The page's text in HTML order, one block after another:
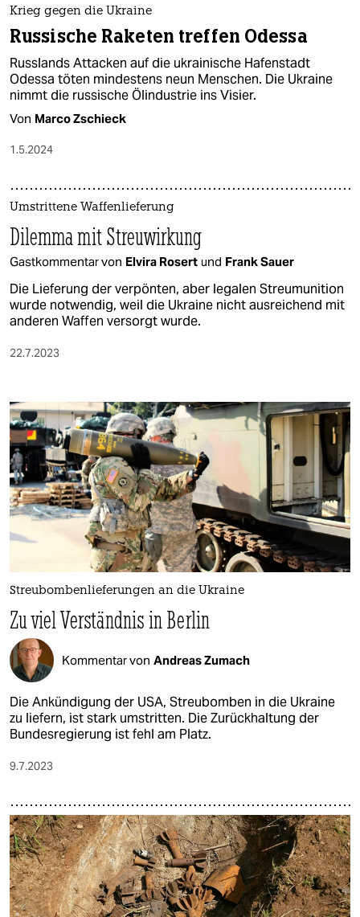
Krieg gegen die Ukraine
Russische Raketen treffen Odessa
Russlands Attacken auf die ukrainische Hafenstadt
Odessa töten mindestens neun Menschen. Die Ukraine
nimmt die russische Ölindustrie ins Visier.
Von Marco Zschieck
1.5.2024
Umstrittene Waffenlieferung
Dilemma mit Streuwirkung
Gastkommentar von Elvira Rosert und Frank Sauer
Die Lieferung der verpönten, aber legalen Streumunition
wurde notwendig, weil die Ukraine nicht ausreichend mit
anderen Waffen versorgt wurde.
22.7.2023
Streubombenlieferungen an die Ukraine
Zu viel Verständnis in Berlin
Kommentar von Andreas Zumach
Die Ankündigung der USA, Streubomben in die Ukraine
zu liefern, ist stark umstritten. Die Zurückhaltung der
Bundesregierung ist fehl am Platz.
9.7.2023